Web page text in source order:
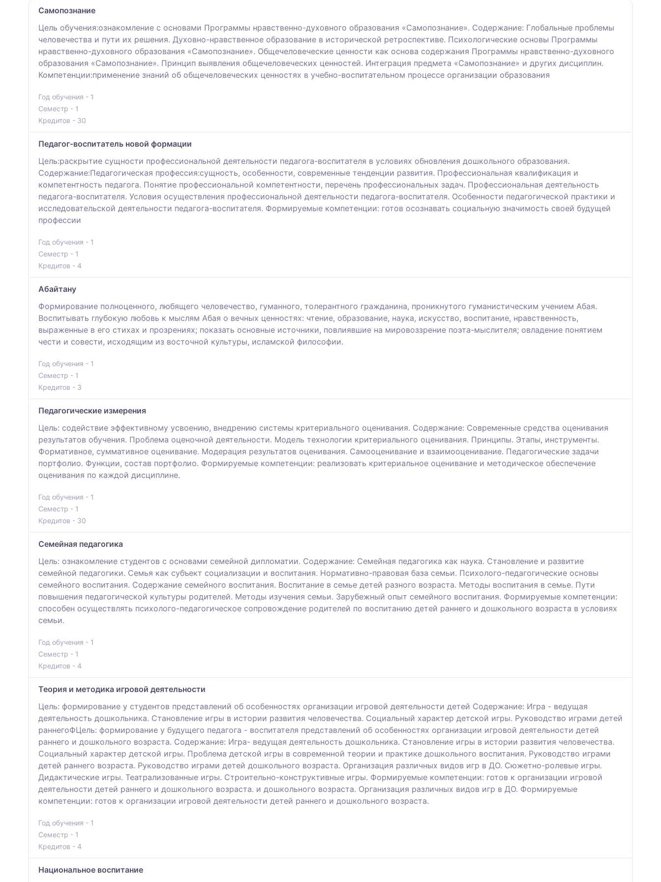
Самопознание
Цель обучения:ознакомление с основами Программы нравственно-духовного образования «Самопознание». Содержание: Глобальные проблемы
человечества и пути их решения. Духовно-нравственное образование в исторической ретроспективе. Психологические основы Программы
нравственно-духовного образования «Самопознание». Общечеловеческие ценности как основа содержания Программы нравственно-духовного
образования «Самопознание». Принцип выявления общечеловеческих ценностей. Интеграция предмета «Самопознание» и других дисциплин.
Компетенции:применение знаний об общечеловеческих ценностях в учебно-воспитательном процессе организации образования
Год обучения - 1
Семестр - 1
Кредитов - 30
Педагог-воспитатель новой формации
Цель:раскрытие сущности профессиональной деятельности педагога-воспитателя в условиях обновления дошкольного образования.
Содержание:Педагогическая профессия:сущность, особенности, современные тенденции развития. Профессиональная квалификация и
компетентность педагога. Понятие профессиональной компетентности, перечень профессиональных задач. Профессиональная деятельность
педагога-воспитателя. Условия осуществления профессиональной деятельности педагога-воспитателя. Особенности педагогической практики и
исследовательской деятельности педагога-воспитателя. Формируемые компетенции: готов осознавать социальную значимость своей будущей
профессии
Год обучения - 1
Семестр - 1
Кредитов - 4
Абайтану
Формирование полноценного, любящего человечество, гуманного, толерантного гражданина, проникнутого гуманистическим учением Абая.
Воспитывать глубокую любовь к мыслям Абая о вечных ценностях: чтение, образование, наука, искусство, воспитание, нравственность,
выраженные в его стихах и прозрениях; показать основные источники, повлиявшие на мировоззрение поэта-мыслителя; овладение понятием
чести и совести, исходящим из восточной культуры, исламской философии.
Год обучения - 1
Семестр - 1
Кредитов - 3
Педагогические измерения
Цель: содействие эффективному усвоению, внедрению системы критериального оценивания. Содержание: Современные средства оценивания
результатов обучения. Проблема оценочной деятельности. Модель технологии критериального оценивания. Принципы. Этапы, инструменты.
Формативное, суммативное оценивание. Модерация результатов оценивания. Самооценивание и взаимооценивание. Педагогические задачи
портфолио. Функции, состав портфолио. Формируемые компетенции: реализовать критериальное оценивание и методическое обеспечение
оценивания по каждой дисциплине.
Год обучения - 1
Семестр - 1
Кредитов - 30
Семейная педагогика
Цель: ознакомление студентов с основами семейной дипломатии. Содержание: Семейная педагогика как наука. Становление и развитие
семейной педагогики. Семья как субъект социализации и воспитания. Нормативно-правовая база семьи. Психолого-педагогические основы
семейного воспитания. Содержание семейного воспитания. Воспитание в семье детей разного возраста. Методы воспитания в семье. Пути
повышения педагогической культуры родителей. Методы изучения семьи. Зарубежный опыт семейного воспитания. Формируемые компетенции:
способен осуществлять психолого-педагогическое сопровождение родителей по воспитанию детей раннего и дошкольного возраста в условиях
семьи.
Год обучения - 1
Семестр - 1
Кредитов - 4
Теория и методика игровой деятельности
Цель: формирование у студентов представлений об особенностях организации игровой деятельности детей Содержание: Игра - ведущая
деятельность дошкольника. Становление игры в истории развития человечества. Социальный характер детской игры. Руководство играми детей
раннегоФЦель: формирование у будущего педагога - воспитателя представлений об особенностях организации игровой деятельности детей
раннего и дошкольного возраста. Содержание: Игра- ведущая деятельность дошкольника. Становление игры в истории развития человечества.
Социальный характер детской игры. Проблема детской игры в современной теории и практике дошкольного воспитания. Руководство играми
детей раннего возраста. Руководство играми детей дошкольного возраста. Организация различных видов игр в ДО. Сюжетно-ролевые игры.
Дидактические игры. Театрализованные игры. Строительно-конструктивные игры. Формируемые компетенции: готов к организации игровой
деятельности детей раннего и дошкольного возраста. и дошкольного возраста. Организация различных видов игр в ДО. Формируемые
компетенции: готов к организации игровой деятельности детей раннего и дошкольного возраста.
Год обучения - 1
Семестр - 1
Кредитов - 4
Национальное воспитание